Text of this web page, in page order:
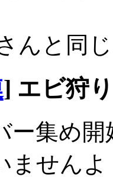
んと同
] エビ狩
ー集め
ません